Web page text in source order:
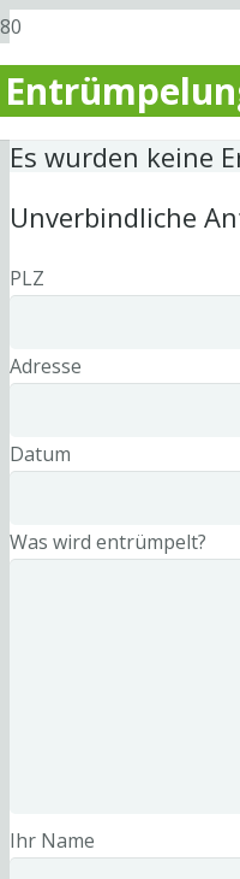
Es wurden keine
Unverbindliche
PLZ
Adresse
Datum
Was wird entrümpelt?
Ihr Name